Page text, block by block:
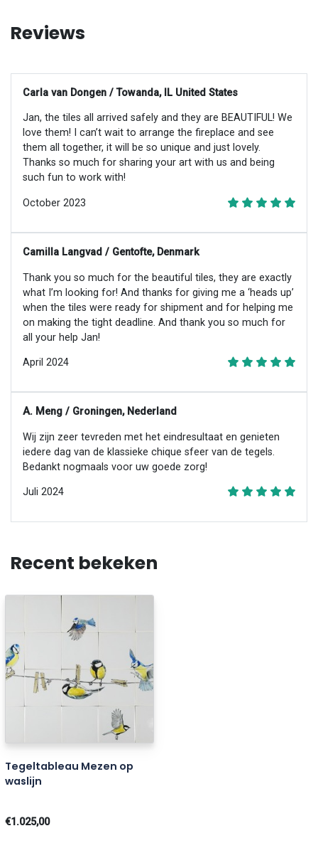
Reviews
Carla van Dongen / Towanda, IL United States
Jan, the tiles all arrived safely and they are BEAUTIFUL! We
love them! I can’t wait to arrange the fireplace and see
them all together, it will be so unique and just lovely.
Thanks so much for sharing your art with us and being
such fun to work with!
October 2023
Camilla Langvad / Gentofte, Denmark
Thank you so much for the beautiful tiles, they are exactly
what I’m looking for! And thanks for giving me a ‘heads up’
when the tiles were ready for shipment and for helping me
on making the tight deadline. And thank you so much for
all your help Jan!
April 2024
A. Meng / Groningen, Nederland
Wij zijn zeer tevreden met het eindresultaat en genieten
iedere dag van de klassieke chique sfeer van de tegels.
Bedankt nogmaals voor uw goede zorg!
Juli 2024
Recent bekeken
Tegeltableau Mezen op
waslijn
€1.025,00